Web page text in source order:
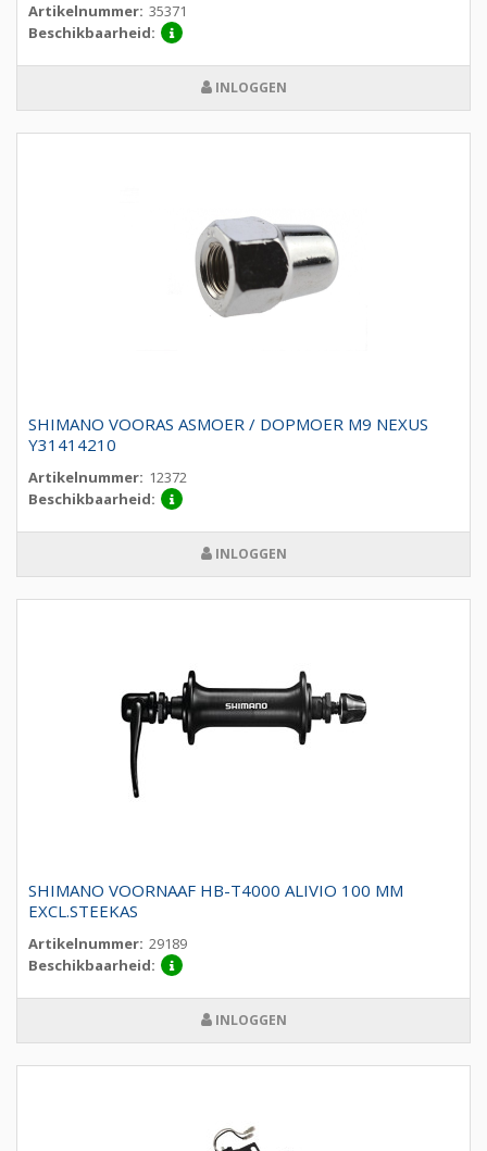
Artikelnummer: 35371
Beschikbaarheid:
INLOGGEN
SHIMANO VOORAS ASMOER / DOPMOER M9 NEXUS
Y31414210
Artikelnummer: 12372
Beschikbaarheid:
INLOGGEN
SHIMANO VOORNAAF HB-T4000 ALIVIO 100 MM
EXCL.STEEKAS
Artikelnummer: 29189
Beschikbaarheid:
INLOGGEN